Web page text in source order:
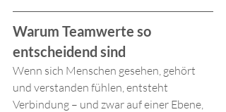
Warum Teamwerte so
entscheidend sind
Wenn sich Menschen gesehen, gehört
und verstanden fühlen, entsteht
Verbindung – und zwar auf einer Ebene,